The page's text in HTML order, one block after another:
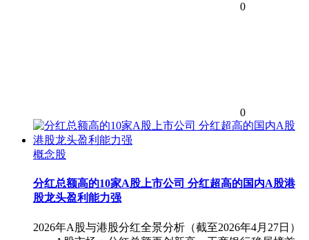
0
0
概念股
分红总额高的10家A股上市公司 分红超高的国内A股港
股龙头盈利能力强
2026年A股与港股分红全景分析（截至2026年4月27日）